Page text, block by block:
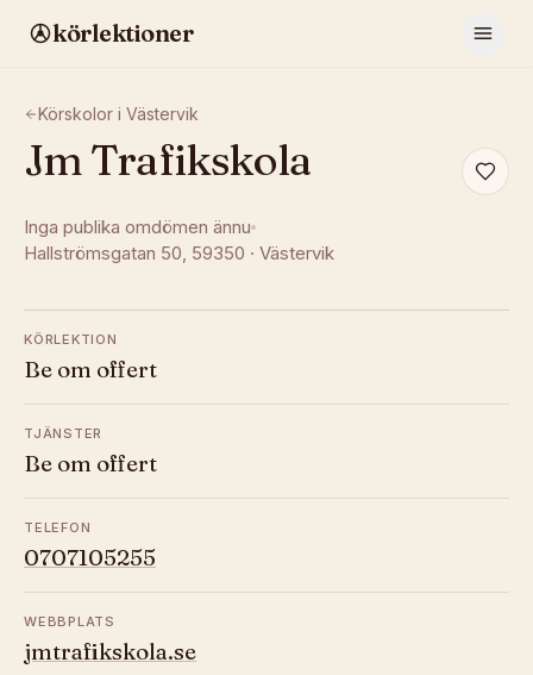
körlektioner
Körskolor i Västervik
Jm Trafikskola
Inga publika omdömen ännu
Hallströmsgatan 50, 59350 · Västervik
KÖRLEKTION
Be om offert
TJÄNSTER
Be om offert
TELEFON
0707105255
WEBBPLATS
jmtrafikskola.se